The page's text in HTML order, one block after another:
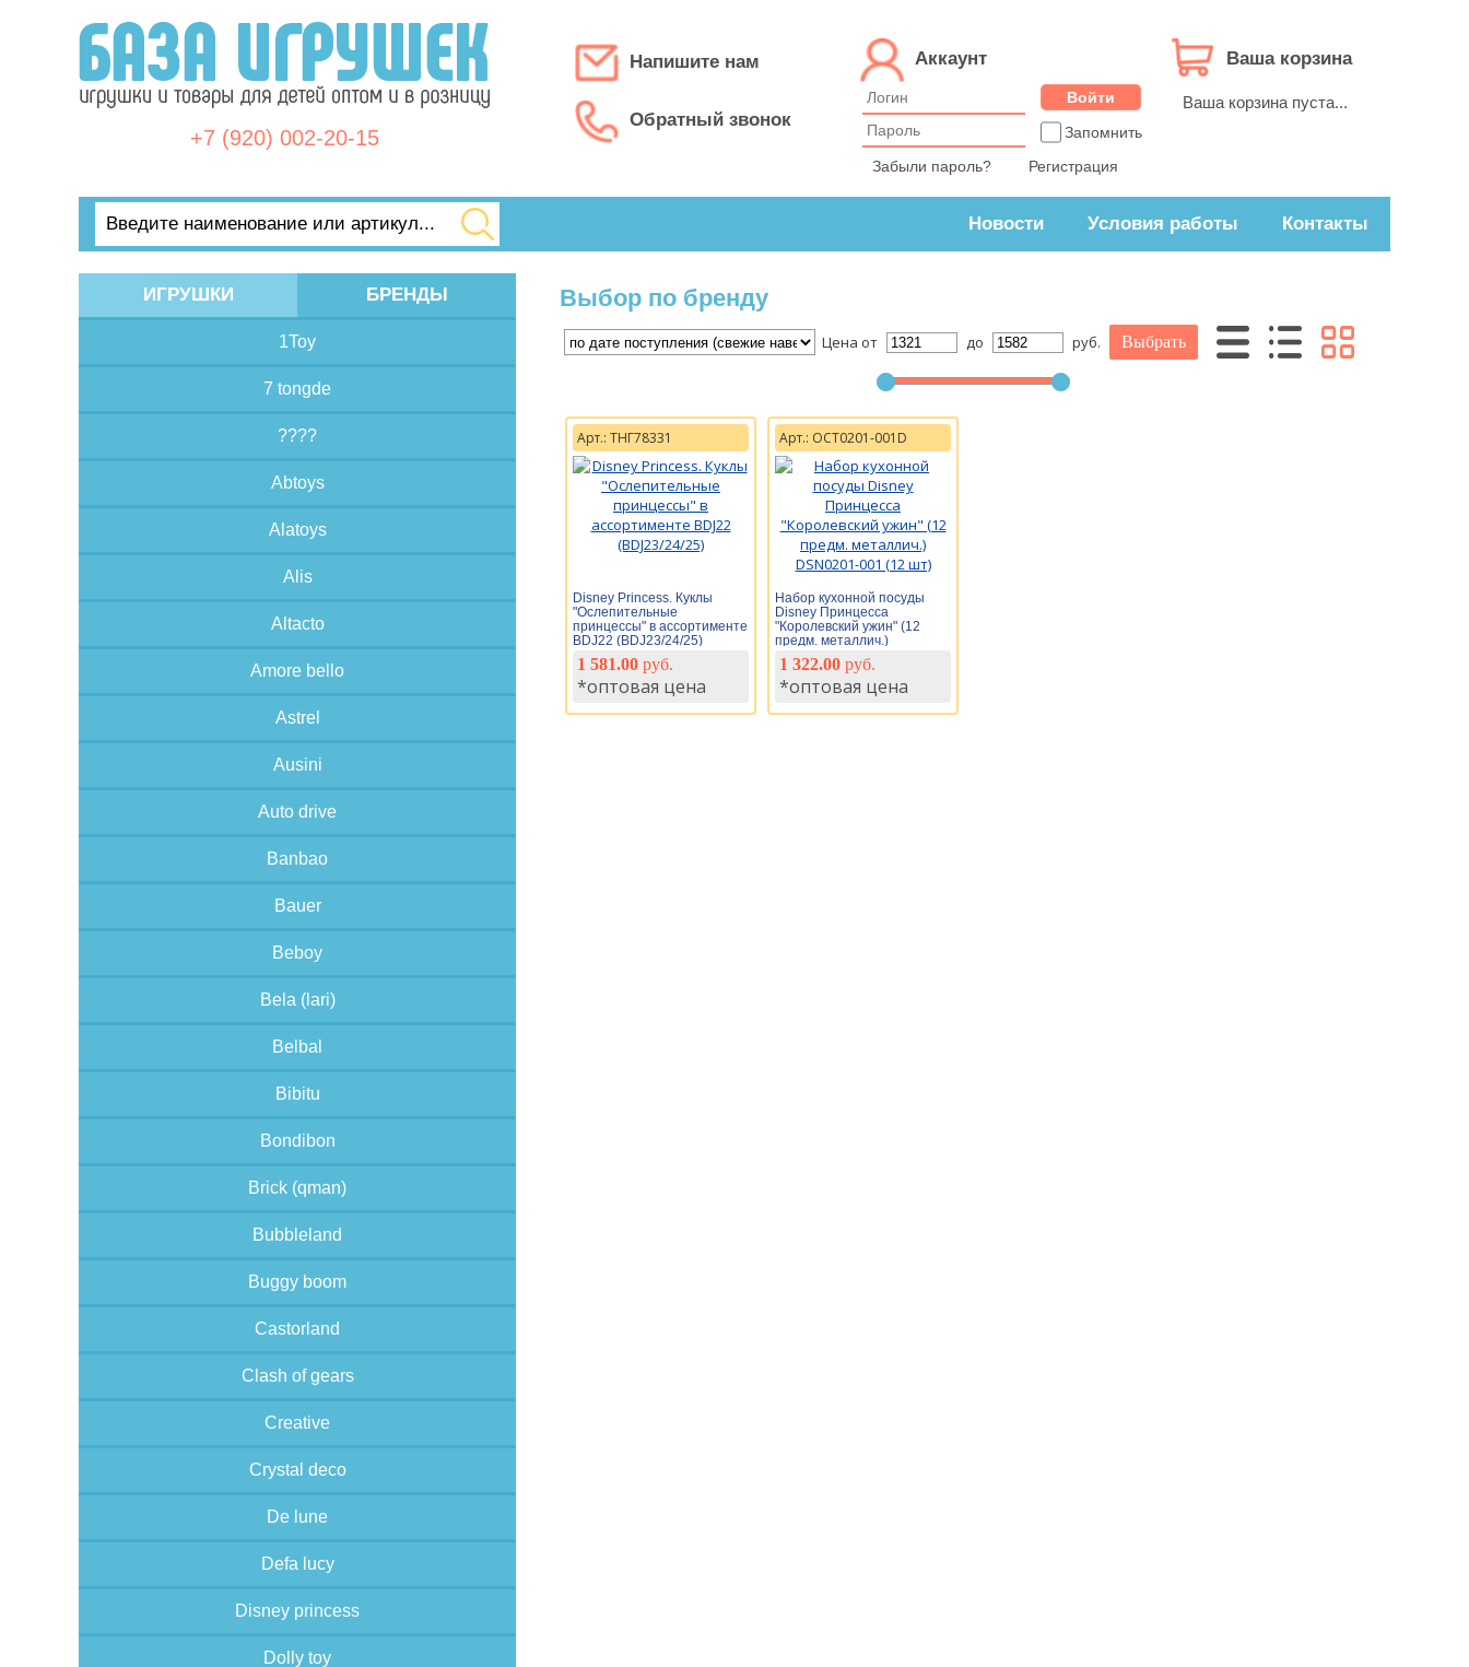
+7 (920) 002-20-15
Ваша корзина
Ваша корзина пуста...
Аккаунт
Запомнить
Забыли пароль?
Регистрация
Напишите нам
Обратный звонок
Новости Условия работы Контакты
ИГРУШКИ БРЕНДЫ
1Toy
7 tongde
????
Abtoys
Alatoys
Alis
Altacto
Amore bello
Astrel
Ausini
Auto drive
Banbao
Bauer
Beboy
Bela (lari)
Belbal
Bibitu
Bondibon
Brick (qman)
Bubbleland
Buggy boom
Castorland
Clash of gears
Creative
Crystal deco
De lune
Defa lucy
Disney princess
Dolly toy
Выбор по бренду
Цена от до руб.
Арт.: ТНГ78331
Disney Princess. Куклы
"Ослепительные
принцессы" в ассортименте
BDJ22 (BDJ23/24/25)
1 581.00 руб.
*оптовая цена
Арт.: ОСТ0201-001D
Набор кухонной посуды
Disney Принцесса
"Королевский ужин" (12
предм. металлич.)
DSN0201-001 (12 шт)
1 322.00 руб.
*оптовая цена